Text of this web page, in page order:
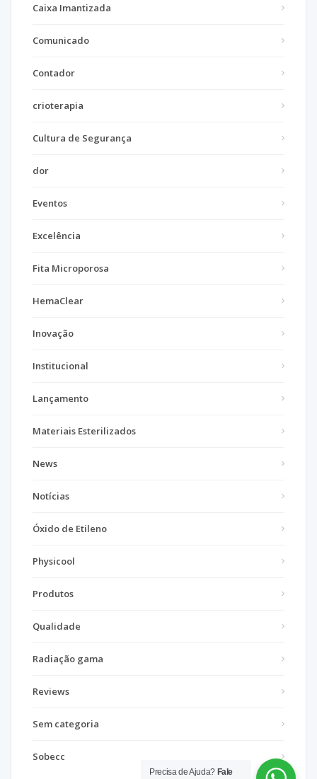
Caixa Imantizada
Comunicado
Contador
crioterapia
Cultura de Segurança
dor
Eventos
Excelência
Fita Microporosa
HemaClear
Inovação
Institucional
Lançamento
Materiais Esterilizados
News
Notícias
Óxido de Etileno
Physicool
Produtos
Qualidade
Radiação gama
Reviews
Sem categoria
Sobecc
Precisa de Ajuda? Fale